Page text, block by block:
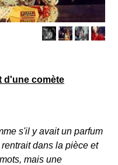
d'une comète
s'il y avait un parfum
dans la pièce et
mais une